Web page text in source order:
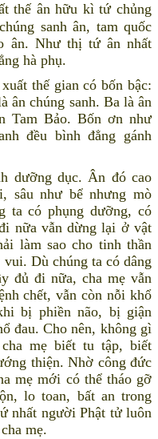
thế ân hữu kì tứ chủng
sanh ân, tam quốc
ân. Như thị tứ ân nhất
hà phụ.
thế gian có bốn bậc:
ân chúng sanh. Ba là ân
Tam Bảo. Bốn ơn như
đều bình đẳng gánh
dục. Ân đó cao
sâu như bể nhưng mò
ta có phụng dưỡng, có
nữa vẫn dừng lại ở vật
làm sao cho tinh thần
Dù chúng ta có dâng
đủ đi nữa, cha mẹ vẫn
chết, vẫn còn nỗi khổ
bị phiền não, bị giận
đau. Cho nên, không gì
mẹ biết tu tập, biết
thiện. Nhờ công đức
mẹ mới có thể tháo gỡ
lo toan, bất an trong
nhất người Phật tử luôn
mẹ.